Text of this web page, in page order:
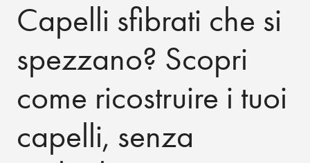
Capelli sfibrati che si
spezzano? Scopri
come ricostruire i tuoi
capelli, senza